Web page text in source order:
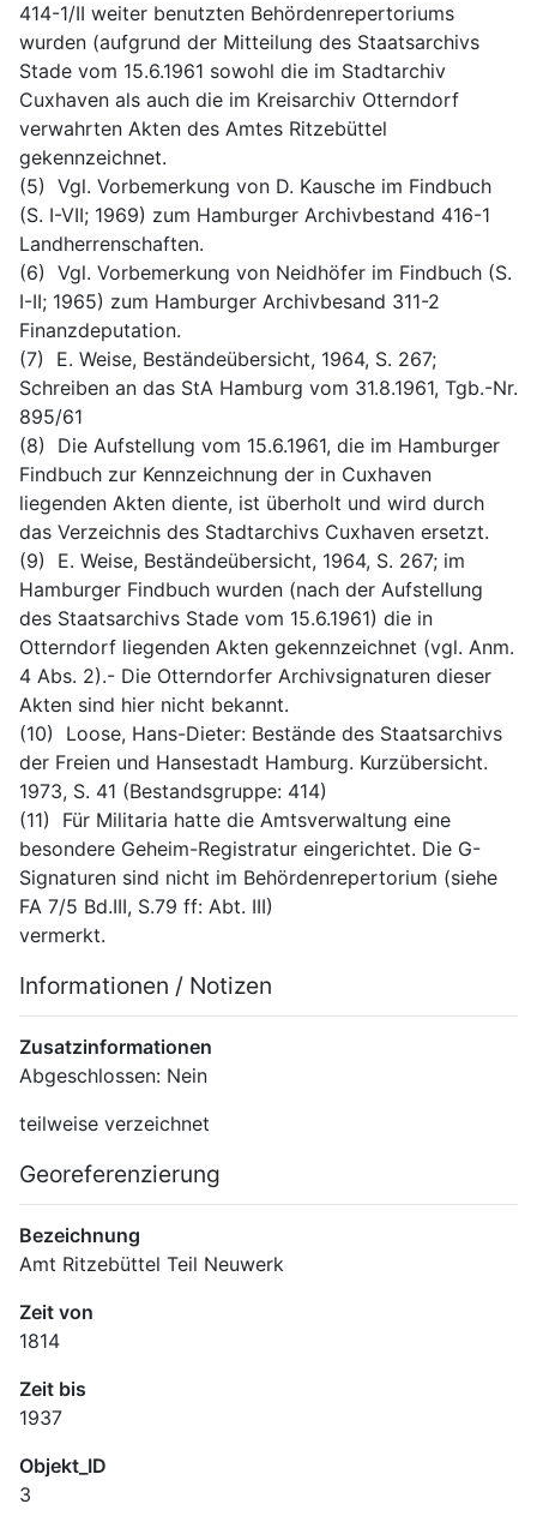
414-1/II weiter benutzten Behördenrepertoriums
wurden (aufgrund der Mitteilung des Staatsarchivs
Stade vom 15.6.1961 sowohl die im Stadtarchiv
Cuxhaven als auch die im Kreisarchiv Otterndorf
verwahrten Akten des Amtes Ritzebüttel
gekennzeichnet.
(5)  Vgl. Vorbemerkung von D. Kausche im Findbuch
(S. I-VII; 1969) zum Hamburger Archivbestand 416-1
Landherrenschaften.
(6)  Vgl. Vorbemerkung von Neidhöfer im Findbuch (S.
I-II; 1965) zum Hamburger Archivbesand 311-2
Finanzdeputation.
(7)  E. Weise, Beständeübersicht, 1964, S. 267;
Schreiben an das StA Hamburg vom 31.8.1961, Tgb.-Nr.
895/61
(8)  Die Aufstellung vom 15.6.1961, die im Hamburger
Findbuch zur Kennzeichnung der in Cuxhaven
liegenden Akten diente, ist überholt und wird durch
das Verzeichnis des Stadtarchivs Cuxhaven ersetzt.
(9)  E. Weise, Beständeübersicht, 1964, S. 267; im
Hamburger Findbuch wurden (nach der Aufstellung
des Staatsarchivs Stade vom 15.6.1961) die in
Otterndorf liegenden Akten gekennzeichnet (vgl. Anm.
4 Abs. 2).- Die Otterndorfer Archivsignaturen dieser
Akten sind hier nicht bekannt.
(10)  Loose, Hans-Dieter: Bestände des Staatsarchivs
der Freien und Hansestadt Hamburg. Kurzübersicht.
1973, S. 41 (Bestandsgruppe: 414)
(11)  Für Militaria hatte die Amtsverwaltung eine
besondere Geheim-Registratur eingerichtet. Die G-
Signaturen sind nicht im Behördenrepertorium (siehe
FA 7/5 Bd.III, S.79 ff: Abt. III)
vermerkt.
Informationen / Notizen
Zusatzinformationen
Abgeschlossen: Nein
teilweise verzeichnet
Georeferenzierung
Bezeichnung
Amt Ritzebüttel Teil Neuwerk
Zeit von
1814
Zeit bis
1937
Objekt_ID
3